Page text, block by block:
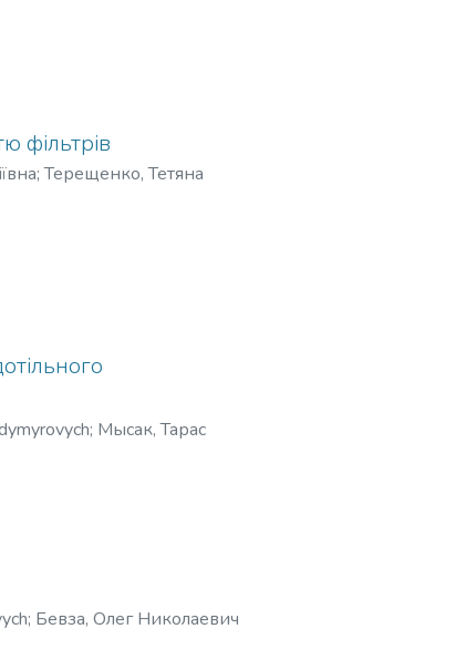
фільтрів
;Терещенко, Тетяна
; Мысак, Тарас
; Бевза, Олег Николаевич